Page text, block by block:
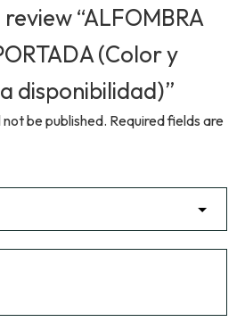
“ALFOMBRA
(Color y
disponibilidad)”
be published. Required fields are